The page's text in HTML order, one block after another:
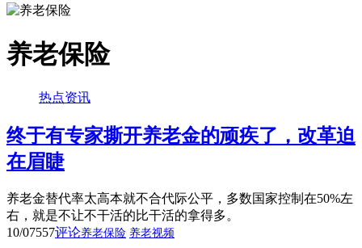
养老保险
热点资讯
终于有专家撕开养老金的顽疾了，改革迫
在眉睫
养老金替代率太高本就不合代际公平，多数国家控制在50%左
右，就是不让不干活的比干活的拿得多。
10/07557评论养老保险 养老视频